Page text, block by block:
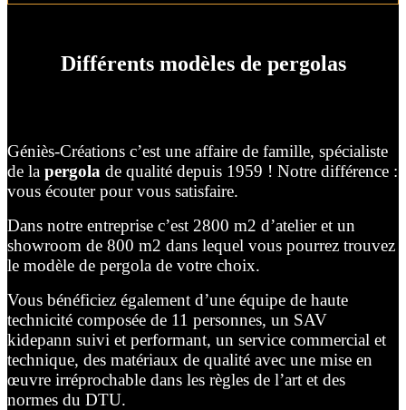
Différents modèles de pergolas
Géniès-Créations c’est une affaire de famille, spécialiste
de la pergola de qualité depuis 1959 ! Notre différence :
vous écouter pour vous satisfaire.
Dans notre entreprise c’est 2800 m2 d’atelier et un
showroom de 800 m2 dans lequel vous pourrez trouvez
le modèle de pergola de votre choix.
Vous bénéficiez également d’une équipe de haute
technicité composée de 11 personnes, un SAV
kidepann suivi et performant, un service commercial et
technique, des matériaux de qualité avec une mise en
œuvre irréprochable dans les règles de l’art et des
normes du DTU.